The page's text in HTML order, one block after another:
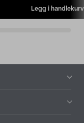
Legg i handlekurv